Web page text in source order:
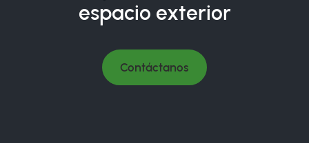
espacio exterior
Contáctanos